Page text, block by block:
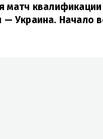
матч
— Украина. Начало